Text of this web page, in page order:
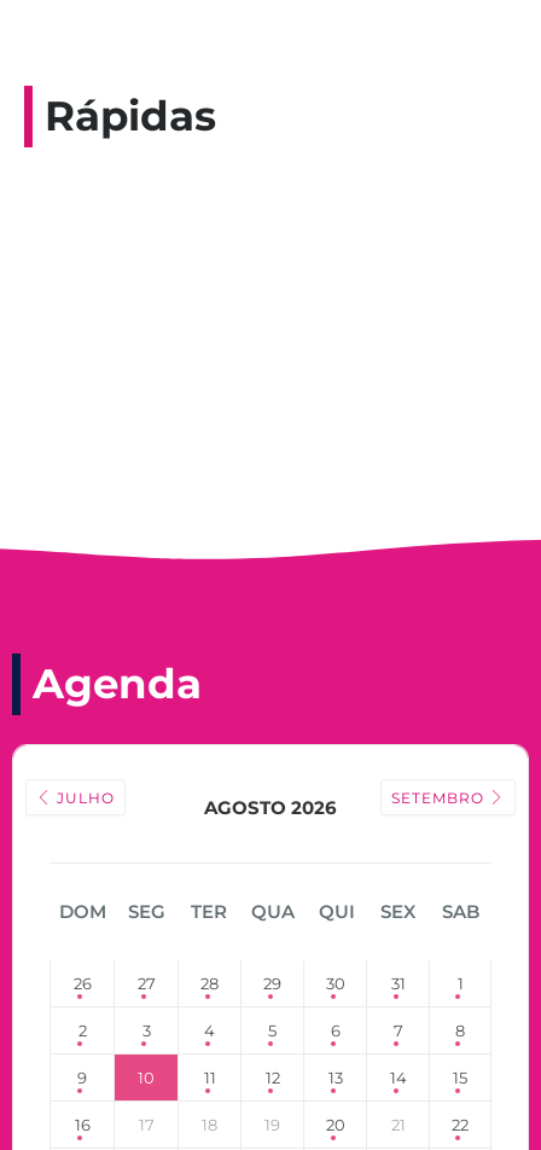
Rápidas
Agenda
JULHO AGOSTO 2026 SETEMBRO
DOM SEG TER QUA QUI SEX SAB
26 27 28 29 30 31 1
2 3 4 5 6 7 8
9 10 11 12 13 14 15
16 17 18 19 20 21 22